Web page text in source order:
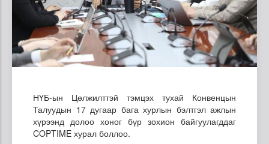
НҮБ-ын Цөлжилттэй тэмцэх тухай Конвенцын
Талуудын 17 дугаар бага хурлын бэлтгэл ажлын
хүрээнд долоо хоног бүр зохион байгуулагддаг
COPTIME хурал боллоо.